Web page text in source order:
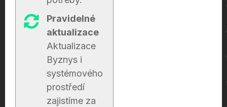
Pravidelné
aktualizace
Aktualizace
Byznys i
systémového
prostředí
zajistíme za